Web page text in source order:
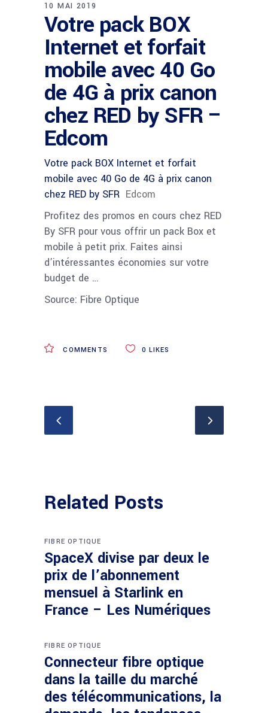
10 MAI 2019
Votre pack BOX
Internet et forfait
mobile avec 40 Go
de 4G à prix canon
chez RED by SFR –
Edcom
Votre pack BOX Internet et forfait
mobile avec 40 Go de 4G à prix canon
chez RED by SFR Edcom
Profitez des promos en cours chez RED
By SFR pour vous offrir un pack Box et
mobile à petit prix. Faites ainsi
d’intéressantes économies sur votre
budget de …
Source: Fibre Optique
COMMENTS 0 LIKES
Related Posts
FIBRE OPTIQUE
SpaceX divise par deux le
prix de l’abonnement
mensuel à Starlink en
France – Les Numériques
FIBRE OPTIQUE
Connecteur fibre optique
dans la taille du marché
des télécommunications, la